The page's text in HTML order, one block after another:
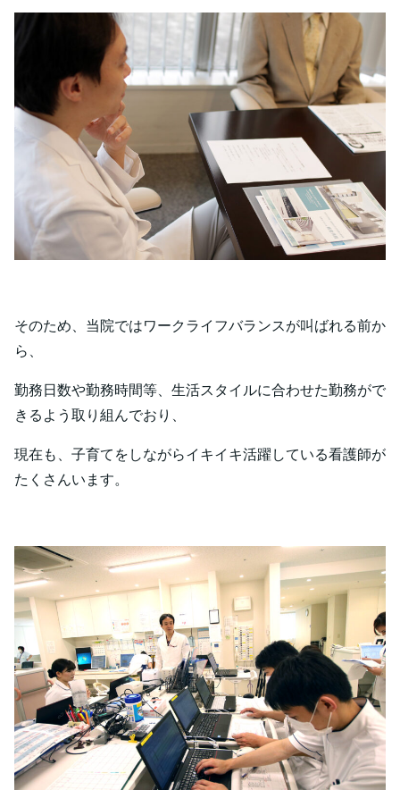
そのため、当院ではワークライフバランスが叫ばれる前か
ら、
勤務日数や勤務時間等、生活スタイルに合わせた勤務がで
きるよう取り組んでおり、
現在も、子育てをしながらイキイキ活躍している看護師が
たくさんいます。